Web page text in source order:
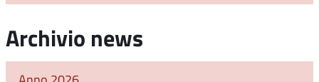
Archivio news